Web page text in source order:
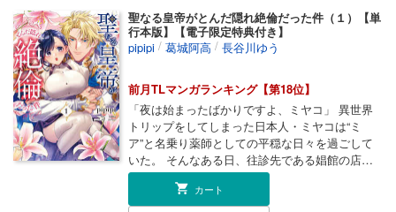
しまう。「甘すぎて心配だな」突然、無防備な紬
の唇を奪う要。彼は、３秒前とは違う雄の顔をし
ていた…。
聖なる皇帝がとんだ隠れ絶倫だった件（１）【単
行本版】【電子限定特典付き】
pipipi / 葛城阿高 / 長谷川ゆう
前月TLマンガランキング【第18位】
「夜は始まったばかりですよ、ミヤコ」 異世界
トリップをしてしまった日本人・ミヤコは“ミ
ア”と名乗り薬師としての平穏な日々を過ごして
いた。 そんなある日、往診先である娼館の店先
で土下座をする大男が――。 「先っちょだけで
いいんです!!」 どうやら、“絶倫”すぎるがゆえに
カート